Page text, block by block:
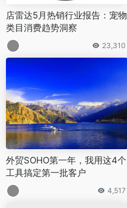
店雷达5月热销行业报告：宠物
类目消费趋势洞察
23,310
外贸SOHO第一年，我用这4个
工具搞定第一批客户
4,517